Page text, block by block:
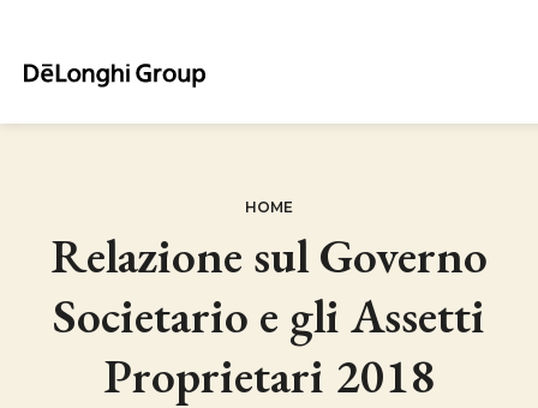
contenuto
BRICIOLE
DI
PANE
HOME
Relazione sul Governo
Societario e gli Assetti
Proprietari 2018